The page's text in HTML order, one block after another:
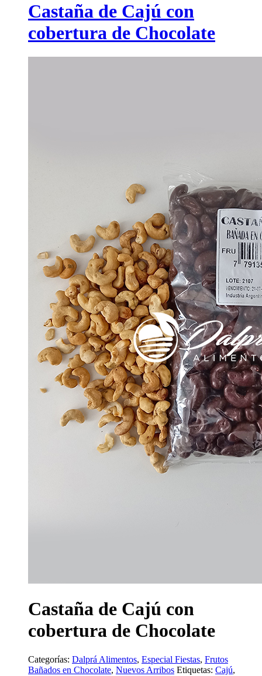
Castaña de Cajú con
cobertura de Chocolate
Castaña de Cajú con
cobertura de Chocolate
Categorías: Dalprá Alimentos, Especial Fiestas, Frutos
Bañados en Chocolate, Nuevos Arribos Etiquetas: Cajú,